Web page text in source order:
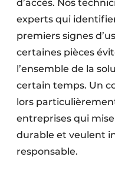
d’accès. Nos
experts qui
premiers signes
certaines pièces
l’ensemble de la
certain temps. Un
lors
entreprises qui
durable et veulent
responsable.